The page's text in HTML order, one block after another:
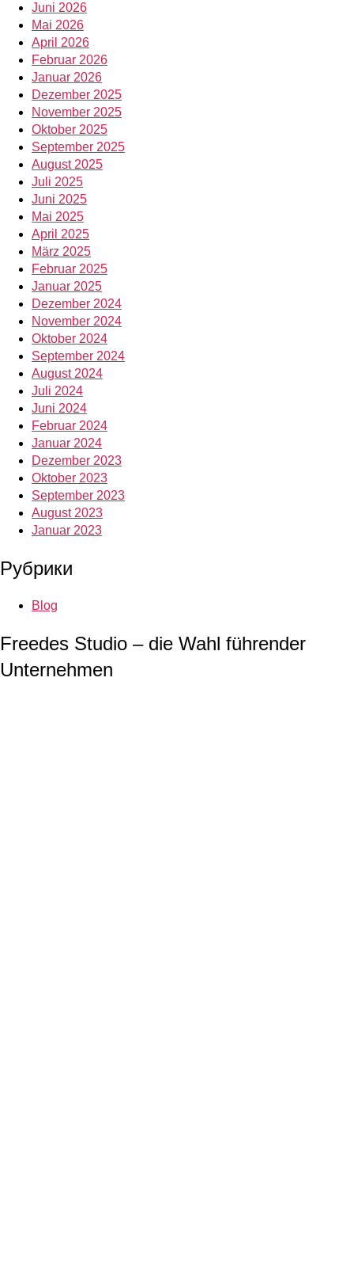
Juni 2026
Mai 2026
April 2026
Februar 2026
Januar 2026
Dezember 2025
November 2025
Oktober 2025
September 2025
August 2025
Juli 2025
Juni 2025
Mai 2025
April 2025
März 2025
Februar 2025
Januar 2025
Dezember 2024
November 2024
Oktober 2024
September 2024
August 2024
Juli 2024
Juni 2024
Februar 2024
Januar 2024
Dezember 2023
Oktober 2023
September 2023
August 2023
Januar 2023
Рубрики
Blog
Freedes Studio – die Wahl führender
Unternehmen